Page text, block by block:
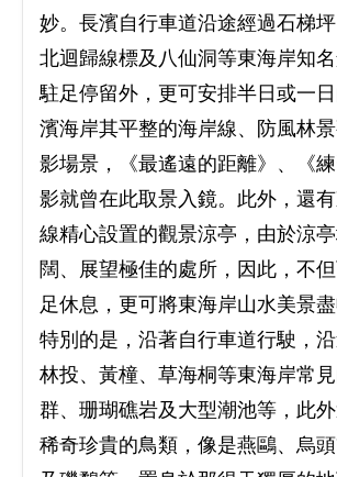
妙。長濱自行車道沿途經過石梯坪
北迴歸線標及八仙洞等東海岸知
駐足停留外，更可安排半日或一
濱海岸其平整的海岸線、防風林
影場景，《最遙遠的距離》、《
影就曾在此取景入鏡。此外，還
線精心設置的觀景涼亭，由於涼
闊、展望極佳的處所，因此，不
足休息，更可將東海岸山水美景
特別的是，沿著自行車道行駛，
林投、黃橦、草海桐等東海岸常
群、珊瑚礁岩及大型潮池等，此
稀奇珍貴的鳥類，像是燕鷗、烏